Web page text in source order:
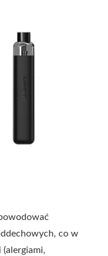
co w
(alergiami,